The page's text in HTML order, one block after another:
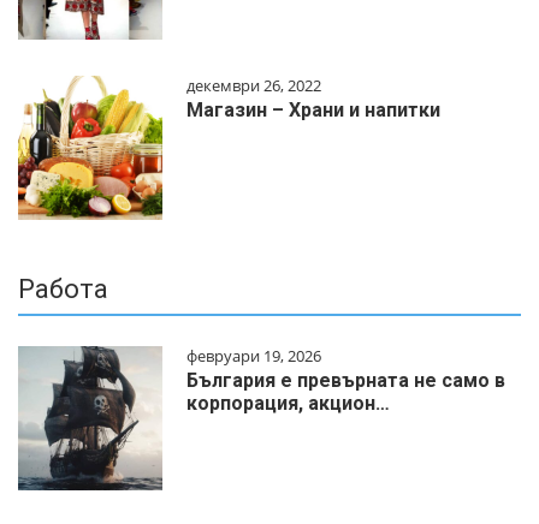
декември 26, 2022
Магазин – Храни и напитки
Работа
февруари 19, 2026
България е превърната не само в
корпорация, акцион…